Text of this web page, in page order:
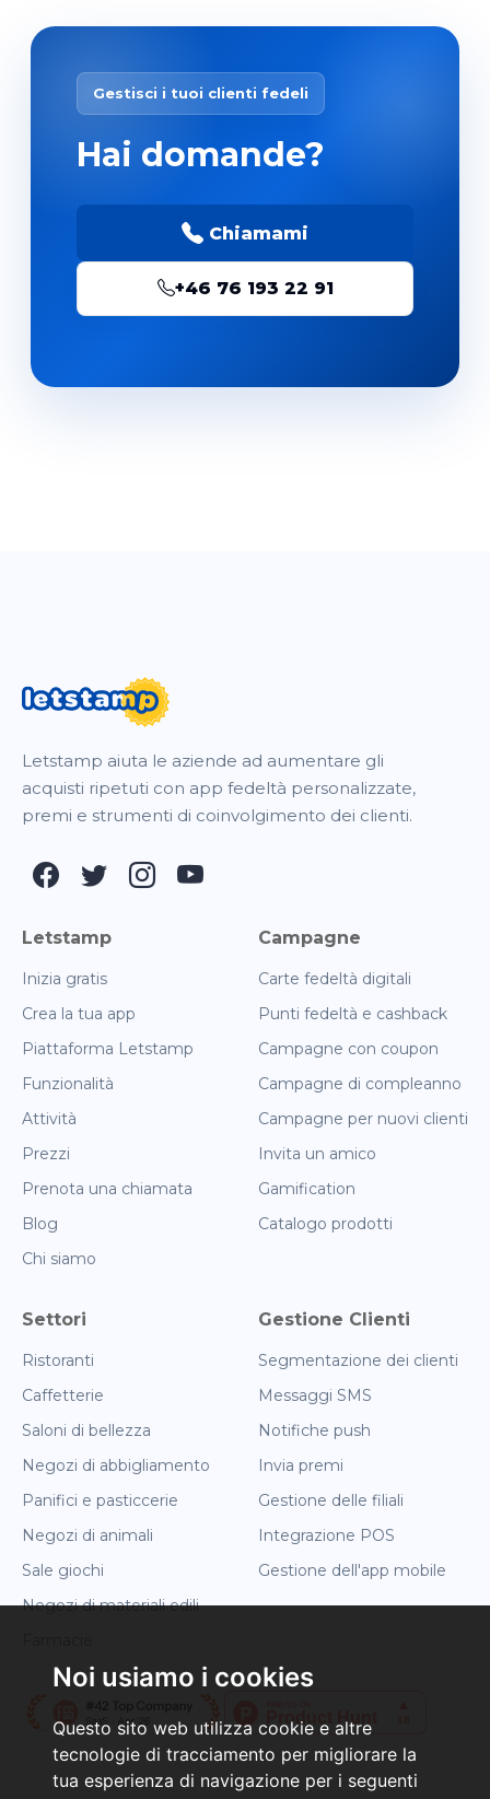
Noi usiamo i cookies
Questo sito web utilizza cookie e altre
tecnologie di tracciamento per migliorare la
tua esperienza di navigazione per i seguenti
Gestisci i tuoi clienti fedeli
Hai domande?
Chiamami
+46 76 193 22 91
Letstamp aiuta le aziende ad aumentare gli
acquisti ripetuti con app fedeltà personalizzate,
premi e strumenti di coinvolgimento dei clienti.
Letstamp
Inizia gratis
Crea la tua app
Piattaforma Letstamp
Funzionalità
Attività
Prezzi
Prenota una chiamata
Blog
Chi siamo
Campagne
Carte fedeltà digitali
Punti fedeltà e cashback
Campagne con coupon
Campagne di compleanno
Campagne per nuovi clienti
Invita un amico
Gamification
Catalogo prodotti
Settori
Ristoranti
Caffetterie
Saloni di bellezza
Negozi di abbigliamento
Panifici e pasticcerie
Negozi di animali
Sale giochi
Negozi di materiali edili
Gestione Clienti
Segmentazione dei clienti
Messaggi SMS
Notifiche push
Invia premi
Gestione delle filiali
Integrazione POS
Gestione dell'app mobile